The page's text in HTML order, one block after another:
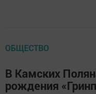
ОБЩЕСТВО
В Камских
рождения